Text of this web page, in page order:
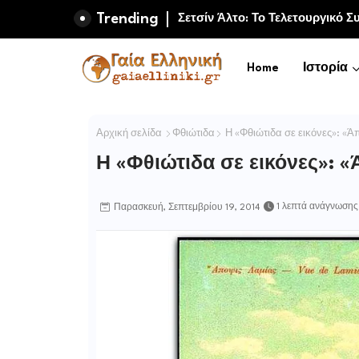
Trending Σετσίν Άλτο: Το
Μαμούθ και πρώιμη ανθρώπινη
Home Ιστορία
Αρχική σελίδα Φθιώτιδα Η «Φθιώτιδα σε εικόνες»:
Η «Φθιώτιδα σε εικόνες»:
Παρασκευή, Σεπτεμβρίου 19, 2014 1 λεπτά ανάγνωσης